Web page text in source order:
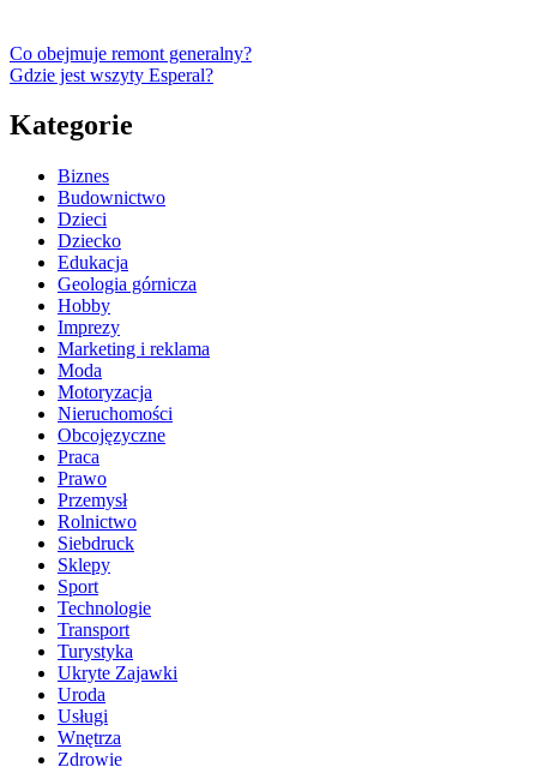
Co obejmuje remont generalny?
Gdzie jest wszyty Esperal?
Kategorie
Biznes
Budownictwo
Dzieci
Dziecko
Edukacja
Geologia górnicza
Hobby
Imprezy
Marketing i reklama
Moda
Motoryzacja
Nieruchomości
Obcojęzyczne
Praca
Prawo
Przemysł
Rolnictwo
Siebdruck
Sklepy
Sport
Technologie
Transport
Turystyka
Ukryte Zajawki
Uroda
Usługi
Wnętrza
Zdrowie